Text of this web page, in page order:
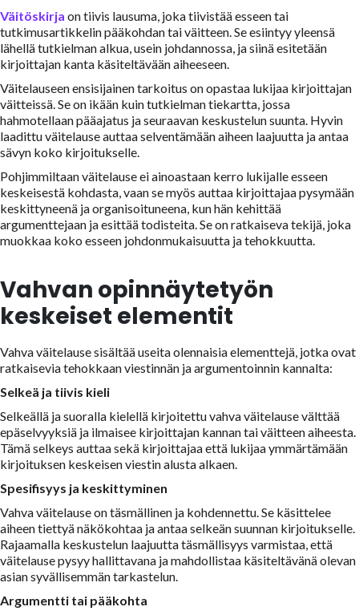
Väitöskirja on tiivis lausuma, joka tiivistää esseen tai
tutkimusartikkelin pääkohdan tai väitteen. Se esiintyy yleensä
lähellä tutkielman alkua, usein johdannossa, ja siinä esitetään
kirjoittajan kanta käsiteltävään aiheeseen.
Väitelauseen ensisijainen tarkoitus on opastaa lukijaa kirjoittajan
väitteissä. Se on ikään kuin tutkielman tiekartta, jossa
hahmotellaan pääajatus ja seuraavan keskustelun suunta. Hyvin
laadittu väitelause auttaa selventämään aiheen laajuutta ja antaa
sävyn koko kirjoitukselle.
Pohjimmiltaan väitelause ei ainoastaan kerro lukijalle esseen
keskeisestä kohdasta, vaan se myös auttaa kirjoittajaa pysymään
keskittyneenä ja organisoituneena, kun hän kehittää
argumenttejaan ja esittää todisteita. Se on ratkaiseva tekijä, joka
muokkaa koko esseen johdonmukaisuutta ja tehokkuutta.
Vahvan opinnäytetyön
keskeiset elementit
Vahva väitelause sisältää useita olennaisia elementtejä, jotka ovat
ratkaisevia tehokkaan viestinnän ja argumentoinnin kannalta:
Selkeä ja tiivis kieli
Selkeällä ja suoralla kielellä kirjoitettu vahva väitelause välttää
epäselvyyksiä ja ilmaisee kirjoittajan kannan tai väitteen aiheesta.
Tämä selkeys auttaa sekä kirjoittajaa että lukijaa ymmärtämään
kirjoituksen keskeisen viestin alusta alkaen.
Spesifisyys ja keskittyminen
Vahva väitelause on täsmällinen ja kohdennettu. Se käsittelee
aiheen tiettyä näkökohtaa ja antaa selkeän suunnan kirjoitukselle.
Rajaamalla keskustelun laajuutta täsmällisyys varmistaa, että
väitelause pysyy hallittavana ja mahdollistaa käsiteltävänä olevan
asian syvällisemmän tarkastelun.
Argumentti tai pääkohta